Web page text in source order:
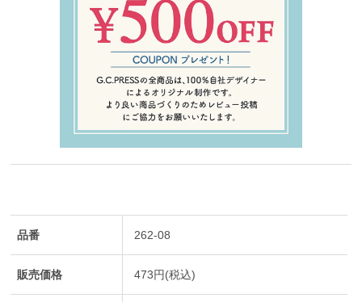
品番 262-08
販売価格 473円(税込)